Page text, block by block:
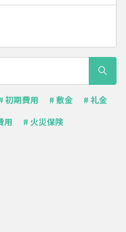
初期費用 # 敷金
# 礼金
用 # 火災保険